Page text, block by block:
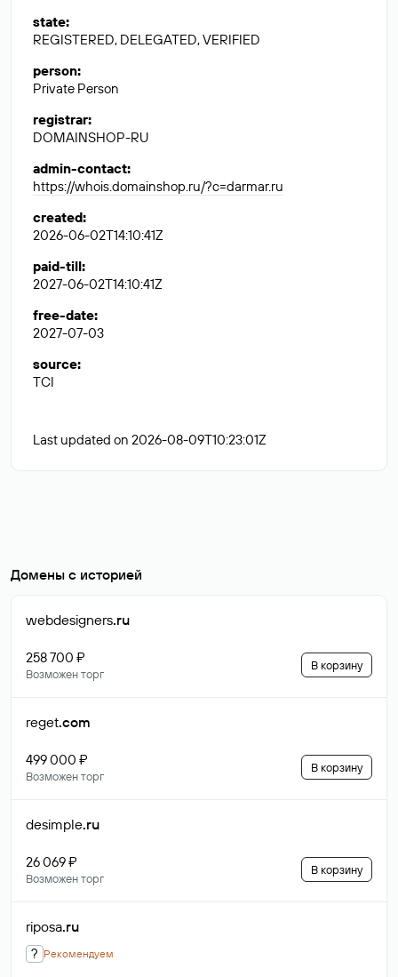
state:
REGISTERED, DELEGATED, VERIFIED
person:
Private Person
registrar:
DOMAINSHOP-RU
admin-contact:
https://whois.domainshop.ru/?c=darmar.ru
created:
2026-06-02T14:10:41Z
paid-till:
2027-06-02T14:10:41Z
free-date:
2027-07-03
source:
TCI
Last updated on 2026-08-09T10:23:01Z
Домены с историей
webdesigners.ru
258 700 ₽
Возможен торг
В корзину
reget.com
499 000 ₽
Возможен торг
В корзину
desimple.ru
26 069 ₽
Возможен торг
В корзину
riposa.ru
? Рекомендуем